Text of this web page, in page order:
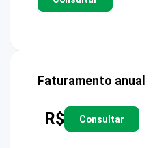
Faturamento anual
R$ Consultar